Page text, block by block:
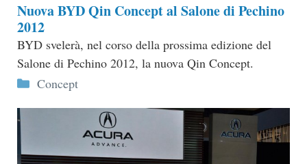
Nuova BYD Qin Concept al Salone di Pechino
2012
BYD svelerà, nel corso della prossima edizione del
Salone di Pechino 2012, la nuova Qin Concept.
Categorie
Concept